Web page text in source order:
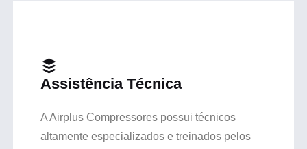
Assistência Técnica
A Airplus Compressores possui técnicos
altamente especializados e treinados pelos